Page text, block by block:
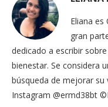
Eliana es
gran
dedicado a escribir
bienestar. Se considera
búsqueda de mejorar su
Instagram @ermd38bt